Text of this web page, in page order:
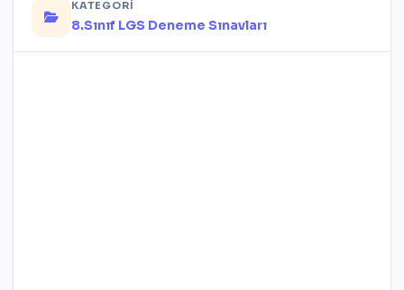
KATEGORI
8.Sınıf LGS Deneme Sınavları